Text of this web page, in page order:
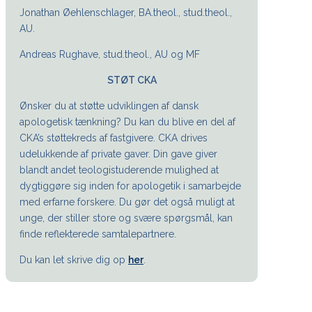
Jonathan Øehlenschlager, BA.theol., stud.theol.,
AU.
Andreas Rughave, stud.theol., AU og MF
STØT CKA
Ønsker du at støtte udviklingen af dansk
apologetisk tænkning? Du kan du blive en del af
CKA’s støttekreds af fastgivere. CKA drives
udelukkende af private gaver. Din gave giver
blandt andet teologistuderende mulighed at
dygtiggøre sig inden for apologetik i samarbejde
med erfarne forskere. Du gør det også muligt at
unge, der stiller store og svære spørgsmål, kan
finde reflekterede samtalepartnere.
Du kan let skrive dig op her.